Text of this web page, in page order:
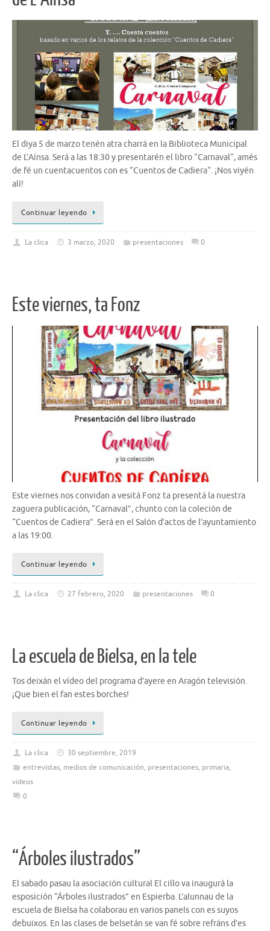
El diya 5 de marzo tenén atra charrá en la Biblioteca Municipal
de L’Aínsa. Será a las 18:30 y presentarén el libro “Carnaval“, amés
de fé un cuentacuentos con es “Cuentos de Cadiera“. ¡Nos viyén
alí!
Continuar leyendo
La clica 3 marzo, 2020 presentaciones 0
Este viernes, ta Fonz
Este viernes nos convidan a vesitá Fonz ta presentá la nuestra
zaguera publicación, “Carnaval”, chunto con la coleción de
“Cuentos de Cadiera”. Será en el Salón d’actos de l’ayuntamiento
a las 19:00.
Continuar leyendo
La clica 27 febrero, 2020 presentaciones 0
La escuela de Bielsa, en la tele
Tos deixán el vídeo del programa d’ayere en Aragón televisión.
¡Que bien el fan estes borches!
Continuar leyendo
La clica
30 septiembre, 2019
entrevistas, medios de comunicación, presentaciones, primaria,
videos
0
“Árboles ilustrados”
El sabado pasau la asociación cultural El cillo va inaugurá la
esposición “Árboles ilustrados” en Espierba. L’alunnau de la
escuela de Bielsa ha colaborau en varios panels con es suyos
debuixos. En las clases de belsetán se van fé sobre refráns d’es